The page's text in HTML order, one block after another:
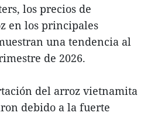
los precios de
en los principales
una tendencia al
de 2026.
del arroz vietnamita
debido a la fuerte